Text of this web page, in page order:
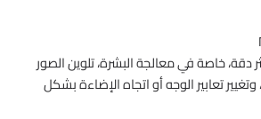
دقة، خاصة في معالجة البشرة، تلوين الصور
تعابير الوجه أو اتجاه الإضاءة بشكل